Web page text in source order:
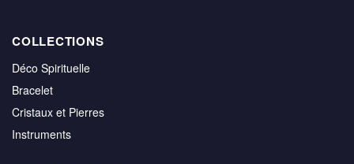
COLLECTIONS
Déco Spirituelle
Bracelet
Cristaux et Pierres
Instruments